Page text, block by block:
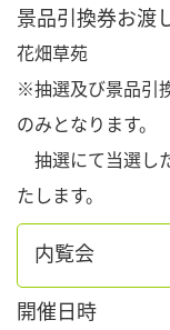
景品引換券お渡
花畑草苑
※抽選及び景品引
のみとなります。
抽選にて当選し
たします。
内覧会
開催日時